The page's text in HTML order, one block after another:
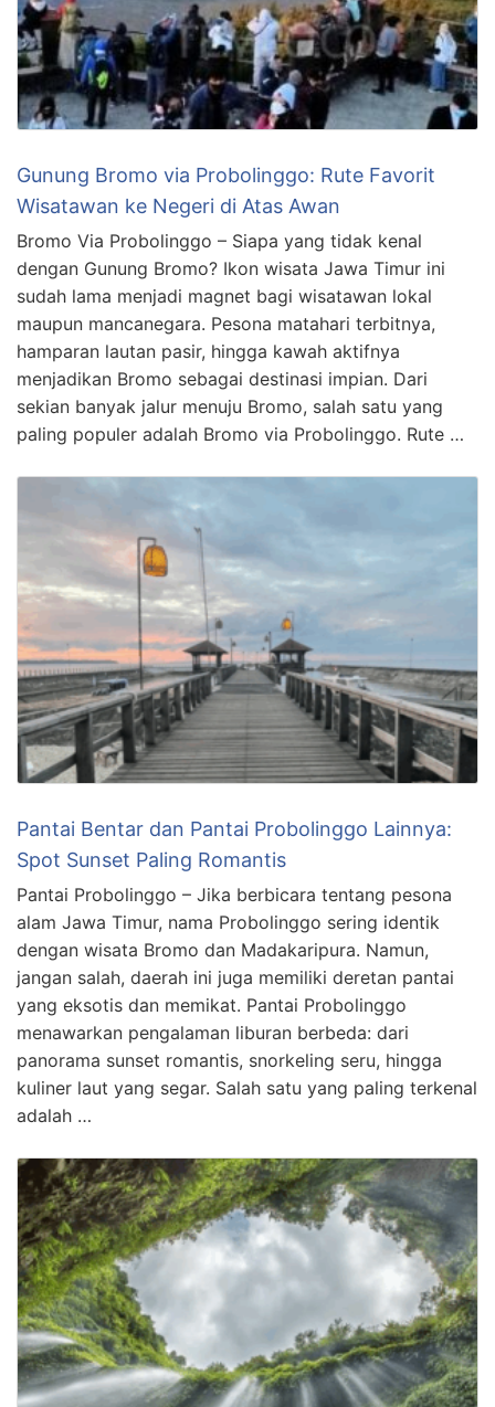
Gunung Bromo via Probolinggo: Rute Favorit
Wisatawan ke Negeri di Atas Awan
Bromo Via Probolinggo – Siapa yang tidak kenal
dengan Gunung Bromo? Ikon wisata Jawa Timur ini
sudah lama menjadi magnet bagi wisatawan lokal
maupun mancanegara. Pesona matahari terbitnya,
hamparan lautan pasir, hingga kawah aktifnya
menjadikan Bromo sebagai destinasi impian. Dari
sekian banyak jalur menuju Bromo, salah satu yang
paling populer adalah Bromo via Probolinggo. Rute …
Pantai Bentar dan Pantai Probolinggo Lainnya:
Spot Sunset Paling Romantis
Pantai Probolinggo – Jika berbicara tentang pesona
alam Jawa Timur, nama Probolinggo sering identik
dengan wisata Bromo dan Madakaripura. Namun,
jangan salah, daerah ini juga memiliki deretan pantai
yang eksotis dan memikat. Pantai Probolinggo
menawarkan pengalaman liburan berbeda: dari
panorama sunset romantis, snorkeling seru, hingga
kuliner laut yang segar. Salah satu yang paling terkenal
adalah …